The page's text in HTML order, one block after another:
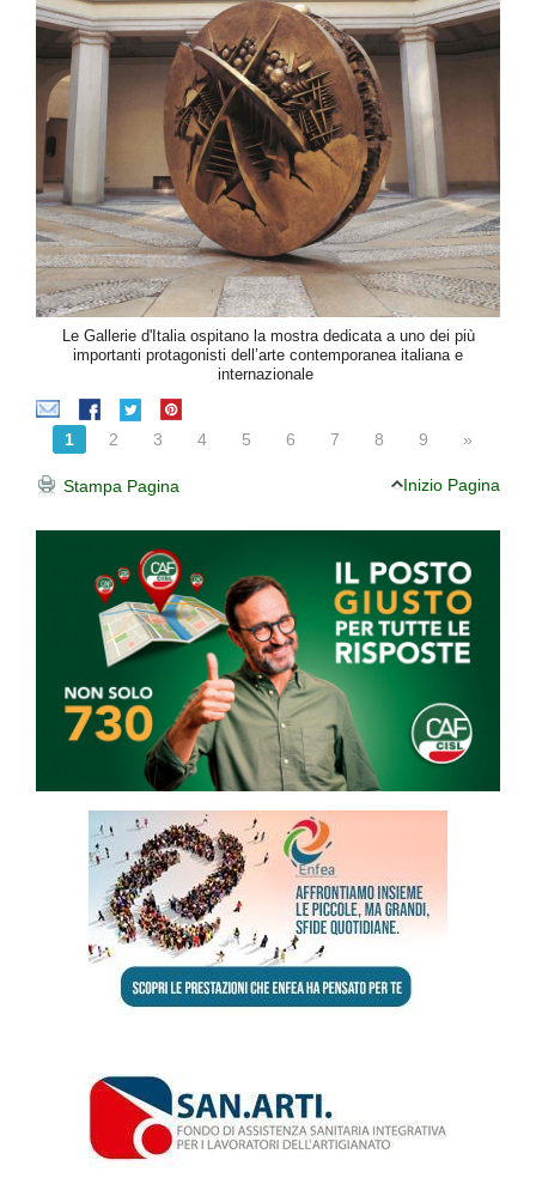
Le Gallerie d'Italia ospitano la mostra dedicata a uno dei più
importanti protagonisti dell’arte contemporanea italiana e
internazionale
1 2 3 4 5 6 7 8 9 »
Stampa Pagina Inizio Pagina